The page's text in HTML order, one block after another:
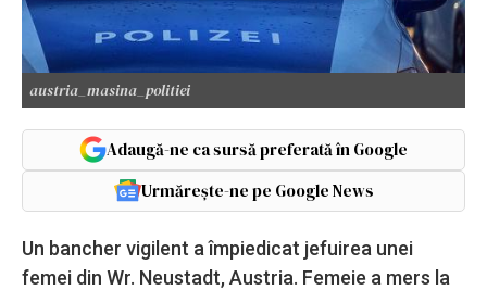
austria_masina_politiei
Adaugă-ne ca sursă preferată în Google
Urmărește-ne pe Google News
Un bancher vigilent a împiedicat jefuirea unei
femei din Wr. Neustadt, Austria. Femeie a mers la